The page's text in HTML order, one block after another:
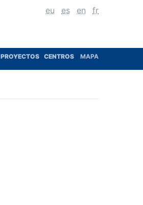
eu es en fr
PROYECTOS CENTROS MAPA